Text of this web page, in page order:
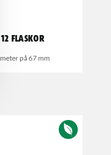
flaskor
på 67 mm